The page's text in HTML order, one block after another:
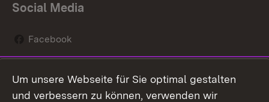
Social Media
Facebook
Social Wall
Um unsere Webseite für Sie optimal gestalten
und verbessern zu können, verwenden wir